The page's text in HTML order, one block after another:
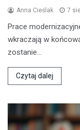
Anna Cieślak 7
Prace
wkraczają w
zostanie…
Czytaj dalej